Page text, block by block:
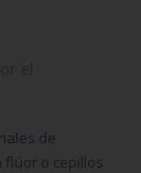
de
flúor o cepillos